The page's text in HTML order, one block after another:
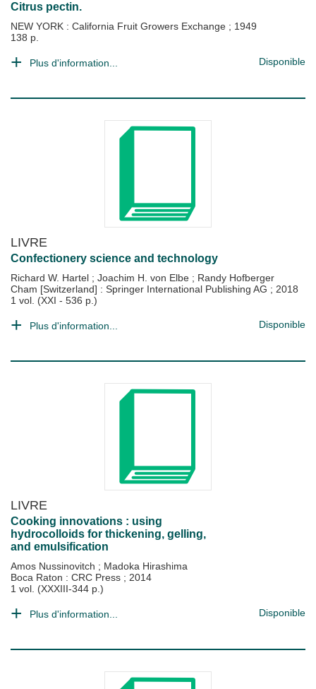
Citrus pectin.
NEW YORK : California Fruit Growers Exchange ; 1949
138 p.
Plus d'information... Disponible
LIVRE
Confectionery science and technology
Richard W. Hartel ; Joachim H. von Elbe ; Randy Hofberger
Cham [Switzerland] : Springer International Publishing AG ; 2018
1 vol. (XXI - 536 p.)
Plus d'information... Disponible
LIVRE
Cooking innovations : using
hydrocolloids for thickening, gelling,
and emulsification
Amos Nussinovitch ; Madoka Hirashima
Boca Raton : CRC Press ; 2014
1 vol. (XXXIII-344 p.)
Plus d'information... Disponible